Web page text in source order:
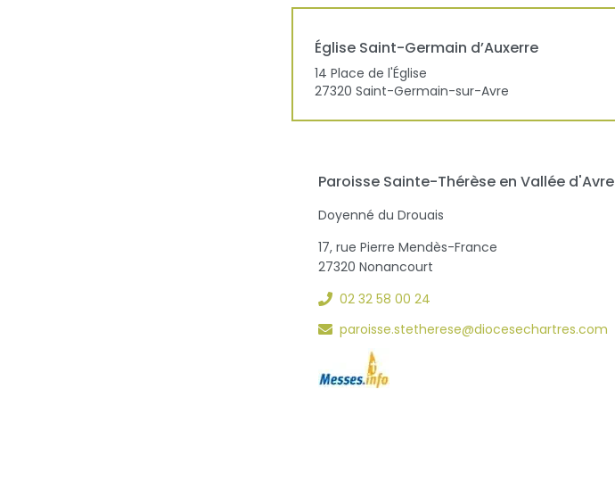
Église Saint-Germain d’Auxerre
14 Place de l'Église
27320 Saint-Germain-sur-Avre
Paroisse Sainte-Thérèse en Vallée d'Avre
Doyenné du Drouais
17, rue Pierre Mendès-France
27320 Nonancourt
02 32 58 00 24
paroisse.stetherese@diocesechartres.com